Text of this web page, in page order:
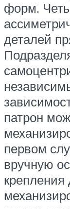
форм.
деталей
патрон
первом
вручную
крепления